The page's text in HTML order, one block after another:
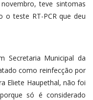
teve sintomas
o teste RT-PCR que deu
Secretaria Municipal da
como reinfecção por
Eliete Haupethal, não foi
só é considerado